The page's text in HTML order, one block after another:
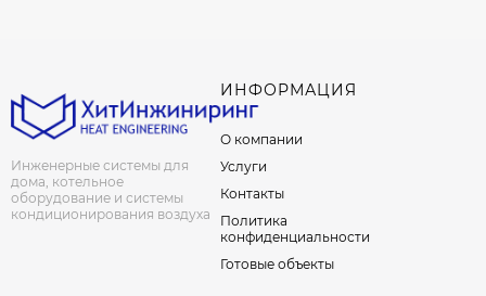
Инженерные системы для
дома, котельное
оборудование и системы
кондиционирования воздуха
ИНФОРМАЦИЯ
О компании
Услуги
Контакты
Политика
конфиденциальности
Готовые объекты